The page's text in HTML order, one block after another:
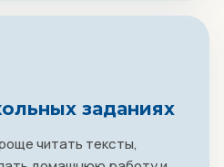
заданиях
читать тексты,